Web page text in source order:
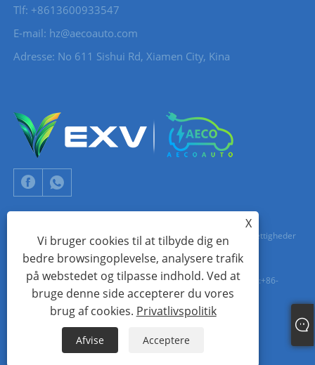
Tlf: +8613600933547
E-mail: hz@aecoauto.com
Adresse: No 611 Sishui Rd, Xiamen City, Kina
Copyright © 2024 Xiamen Aecoauto Technology Co., Ltd. Alle rettigheder
forbeholdes.
TEKNISK SUPPORT FOR HJEMMESIDE: TIANYU NETVÆRK jack Lin:+86-
15559188336
Sitemap XML Privatlivspolitik
X
Vi bruger cookies til at tilbyde dig en
bedre browsingoplevelse, analysere trafik
på webstedet og tilpasse indhold. Ved at
bruge denne side accepterer du vores
brug af cookies. Privatlivspolitik
Afvise Acceptere